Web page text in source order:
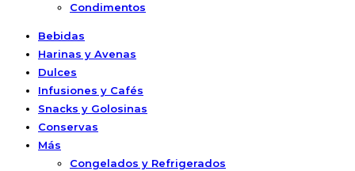
Condimentos
Bebidas
Harinas y Avenas
Dulces
Infusiones y Cafés
Snacks y Golosinas
Conservas
Más
Congelados y Refrigerados